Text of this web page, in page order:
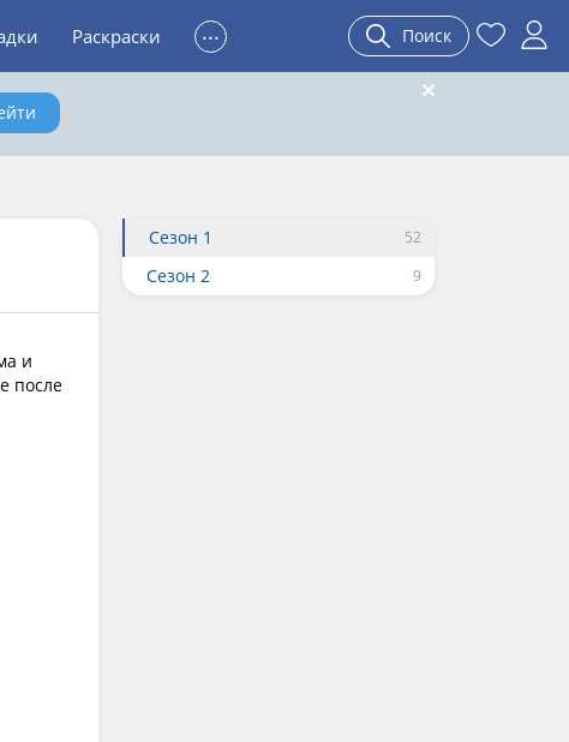
Раскраски ... Поиск
и
после
Сезон 1
Сезон 2